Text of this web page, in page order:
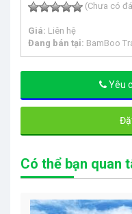
(Chưa có
Giá: Liên hệ
Đang bán tại: BamBoo
Yêu
Có thể bạn quan